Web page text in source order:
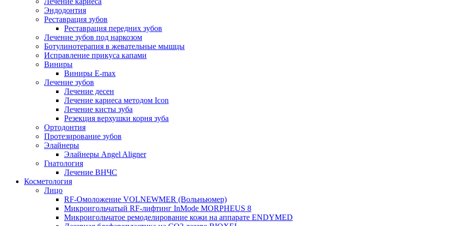
Эндодонтия
Реставрация зубов
Реставрация передних зубов
Лечение зубов под наркозом
Ботулинотерапия в жевательные мышцы
Исправление прикуса капами
Виниры
Виниры E-max
Лечение зубов
Лечение десен
Лечение кариеса методом Icon
Лечение кисты зуба
Резекция верхушки корня зуба
Ортодонтия
Протезирование зубов
Элайнеры
Элайнеры Angel Aligner
Гнатология
Лечение ВНЧС
Косметология
Лицо
RF-Омоложение VOLNEWMER (Вольньюмер)
Микроигольчатый RF-лифтинг InMode MORPHEUS 8
Микроигольчатое ремоделирование кожи на аппарате ENDYMED